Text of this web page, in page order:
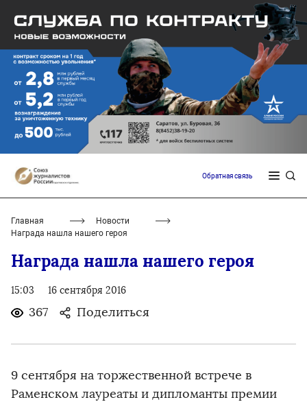
Обратная связь
Главная
Новости
Награда нашла нашего героя
Награда нашла нашего героя
15:03 16 сентября 2016
367 Поделиться
9 сентября на торжественной встрече в
Раменском лауреаты и дипломанты премии